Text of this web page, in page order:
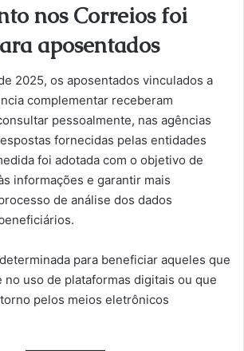
nos Correios foi
aposentados
2025, os aposentados vinculados a
complementar receberam
pessoalmente, nas agências
fornecidas pelas entidades
foi adotada com o objetivo de
informações e garantir mais
de análise dos dados
para beneficiar aqueles que
no uso de plataformas digitais ou que
pelos meios eletrônicos